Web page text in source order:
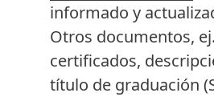
informado y
Otros documentos,
certificados,
título de graduación